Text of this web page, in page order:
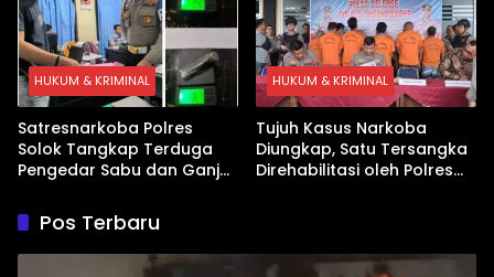
HUKUM & KRIMINAL
Satresnarkoba Polres
Solok Tangkap Terduga
Pengedar Sabu dan Ganja
HUKUM & KRIMINAL
Tujuh Kasus Narkoba
Diungkap, Satu Tersangka
Direhabilitasi oleh Polres
Pos Terbaru